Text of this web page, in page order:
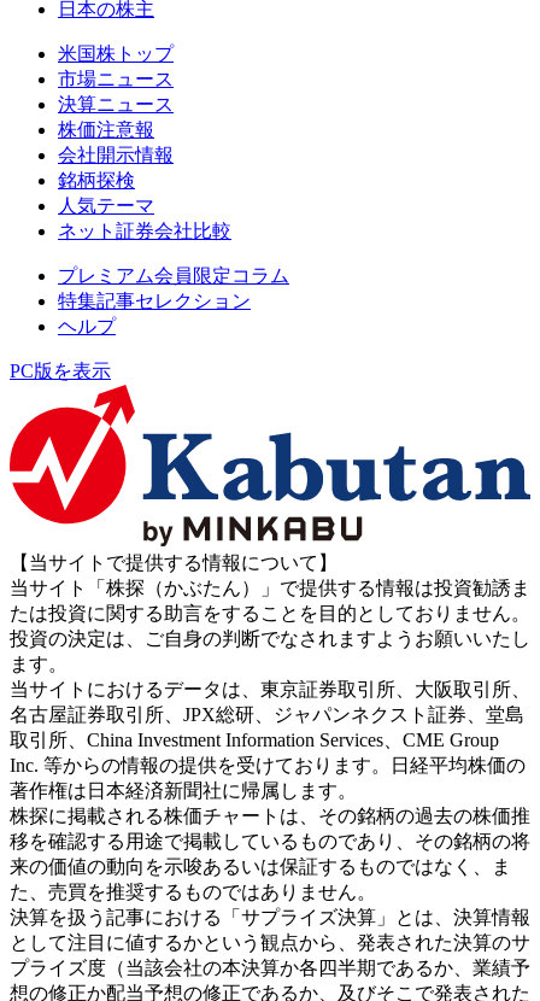
日本の株主
米国株トップ
市場ニュース
決算ニュース
株価注意報
会社開示情報
銘柄探検
人気テーマ
ネット証券会社比較
プレミアム会員限定コラム
特集記事セレクション
ヘルプ
PC版を表示
【当サイトで提供する情報について】
当サイト「株探（かぶたん）」で提供する情報は投資勧誘ま
たは投資に関する助言をすることを目的としておりません。
投資の決定は、ご自身の判断でなされますようお願いいたし
ます。
当サイトにおけるデータは、東京証券取引所、大阪取引所、
名古屋証券取引所、JPX総研、ジャパンネクスト証券、堂島
取引所、China Investment Information Services、CME Group
Inc. 等からの情報の提供を受けております。日経平均株価の
著作権は日本経済新聞社に帰属します。
株探に掲載される株価チャートは、その銘柄の過去の株価推
移を確認する用途で掲載しているものであり、その銘柄の将
来の価値の動向を示唆あるいは保証するものではなく、ま
た、売買を推奨するものではありません。
決算を扱う記事における「サプライズ決算」とは、決算情報
として注目に値するかという観点から、発表された決算のサ
プライズ度（当該会社の本決算か各四半期であるか、業績予
想の修正か配当予想の修正であるか、及びそこで発表された